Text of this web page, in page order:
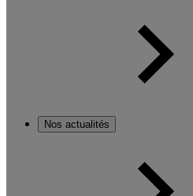
Nos actualités